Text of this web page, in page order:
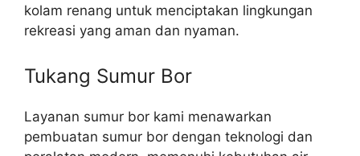
kolam renang untuk menciptakan lingkungan
rekreasi yang aman dan nyaman.
Tukang Sumur Bor
Layanan sumur bor kami menawarkan
pembuatan sumur bor dengan teknologi dan